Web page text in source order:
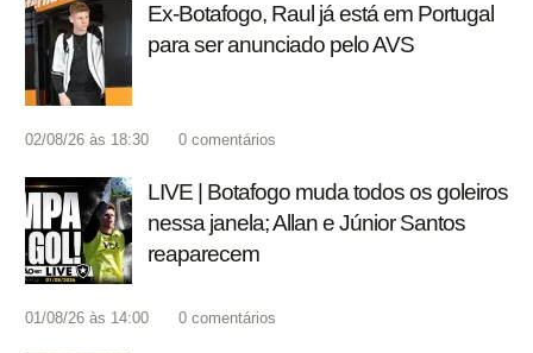
Ex-Botafogo, Raul já está em Portugal
para ser anunciado pelo AVS
02/08/26 às 18:30 0 comentários
LIVE | Botafogo muda todos os goleiros
nessa janela; Allan e Júnior Santos
reaparecem
01/08/26 às 14:00 0 comentários